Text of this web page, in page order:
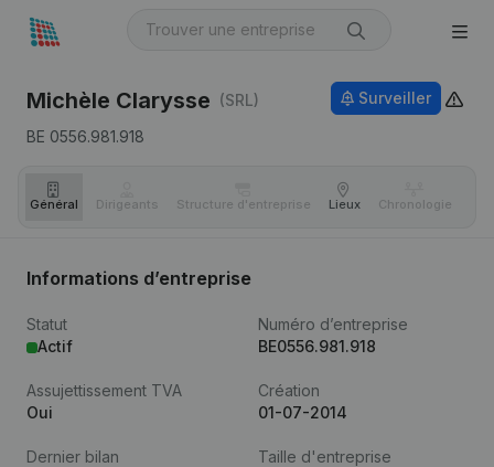
Michèle Clarysse (SRL)
BE 0556.981.918
Surveiller
Général Dirigeants Structure d'entreprise Lieux Chronologie
Informations d’entreprise
Statut
Actif
Numéro d’entreprise
BE0556.981.918
Assujettissement TVA
Oui
Création
01-07-2014
Dernier bilan
Taille d'entreprise